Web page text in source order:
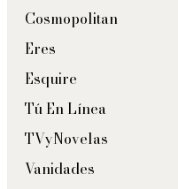
Cosmopolitan
Eres
Esquire
Tú En Línea
TVyNovelas
Vanidades